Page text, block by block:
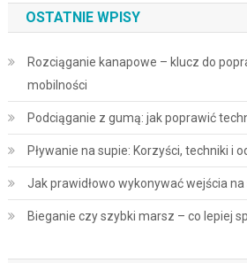
OSTATNIE WPISY
Rozciąganie kanapowe – klucz do
mobilności
Podciąganie z gumą: jak poprawić
Pływanie na supie: Korzyści, techniki i
Jak prawidłowo wykonywać wejścia
Bieganie czy szybki marsz – co lepiej